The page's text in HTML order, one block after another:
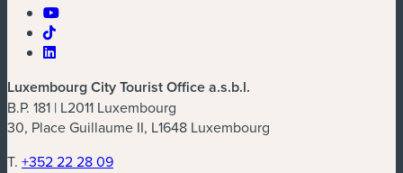
Luxembourg City Tourist Office a.s.b.l.
B.P. 181 | L2011 Luxembourg
30, Place Guillaume II, L1648 Luxembourg
T. +352 22 28 09